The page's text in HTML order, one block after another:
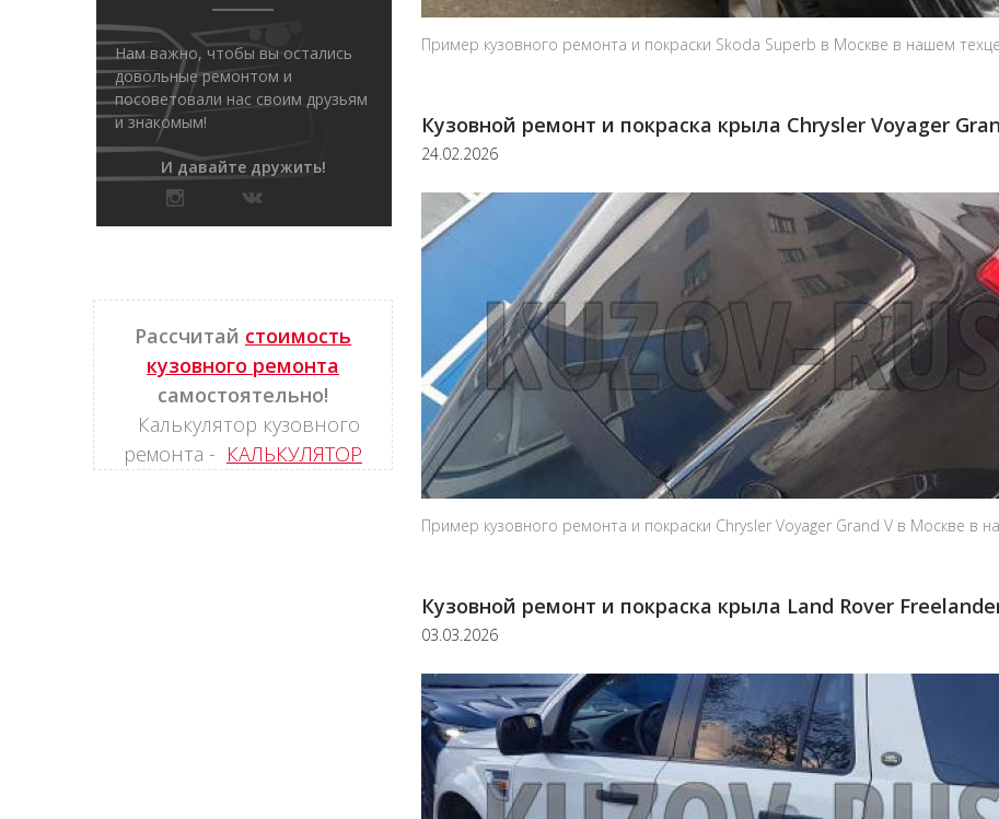
Пример кузовного ремонта и покраски Skoda Superb в Москве в нашем
Кузовной ремонт и покраска крыла Chrysler Voyager
24.02.2026
Пример кузовного ремонта и покраски Chrysler Voyager Grand V в Москве в
Кузовной ремонт и покраска крыла Land Rover
03.03.2026
Нам важно, чтобы вы остались
довольные ремонтом и
посоветовали нас своим друзьям
и знакомым!
И давайте дружить!
Рассчитай стоимость
кузовного ремонта
самостоятельно!
Калькулятор кузовного
ремонта - КАЛЬКУЛЯТОР